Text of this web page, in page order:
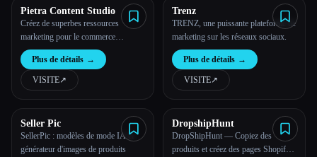
Pietra Content Studio
Créez de superbes ressources
marketing pour le commerce
électronique
Plus de détails →
VISITE↗︎
Trenz
TRENZ, une puissante plateforme de
marketing sur les réseaux sociaux.
Plus de détails →
VISITE↗︎
Seller Pic
SellerPic : modèles de mode IA et
générateur d'images de produits
DropshipHunt
DropShipHunt — Copiez des
produits et créez des pages Shopify